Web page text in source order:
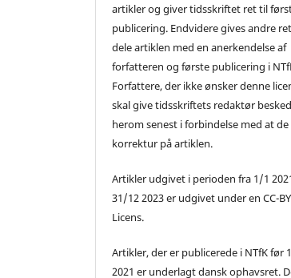
artikler og giver tidsskriftet ret til
publicering. Endvidere gives andre
dele artiklen med en anerkendelse af
forfatteren og første publicering i
Forfattere, der ikke ønsker denne
skal give tidsskriftets redaktør besked
herom senest i forbindelse med at
korrektur på artiklen.
Artikler udgivet i perioden fra 1/1
31/12 2023 er udgivet under en CC-
Licens.
Artikler, der er publicerede i NTfK før
2021 er underlagt dansk ophavsret.